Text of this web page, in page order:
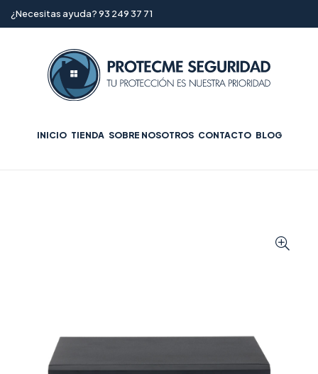
¿Necesitas ayuda? 93 249 37 71
INICIO TIENDA SOBRE NOSOTROS CONTACTO BLOG